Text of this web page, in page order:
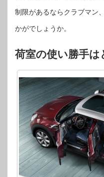
制限があるならクラブマン
かがでしょうか。
荷室の使い勝手は